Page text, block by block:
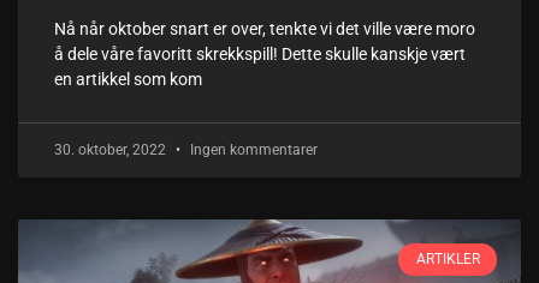
Nå når oktober snart er over, tenkte vi det ville være moro
å dele våre favoritt skrekkspill! Dette skulle kanskje vært
en artikkel som kom
30. oktober, 2022 Ingen kommentarer
ARTIKLER